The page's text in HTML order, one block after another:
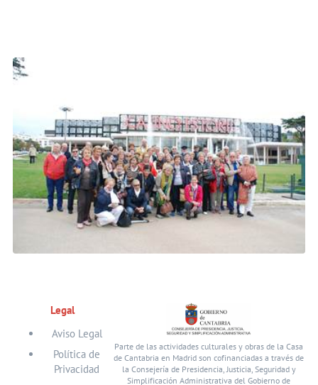
Legal
Aviso Legal
Política de
Privacidad
Parte de las actividades culturales y obras de la Casa
de Cantabria en Madrid son cofinanciadas a través de
la Consejería de Presidencia, Justicia, Seguridad y
Simplificación Administrativa del Gobierno de